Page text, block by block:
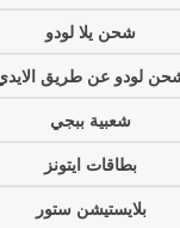
شحن يلا لودو
لودو عن طريق
شعبية ببجي
بطاقات ايتونز
بلايستيشن ستور